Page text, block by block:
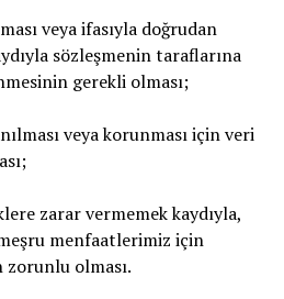
veya ifasıyla doğrudan
sözleşmenin taraflarına
gerekli olması;
veya korunması için veri
zarar vermemek kaydıyla,
menfaatlerimiz için
olması.